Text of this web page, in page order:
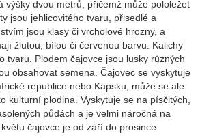
výšky dvou metrů, přičemž může pololežet
jsou jehlicovitého tvaru, přisedlé a
jsou klasy či vrcholové hrozny, a
žlutou, bílou či červenou barvu. Kalichy
tvaru. Plodem čajovce jsou lusky různých
obsahovat semena. Čajovec se vyskytuje
republice nebo Kapsku, může se ale
kulturní plodina. Vyskytuje se na písčitých,
půdách a je velmi náročná na
čajovce je od září do prosince.